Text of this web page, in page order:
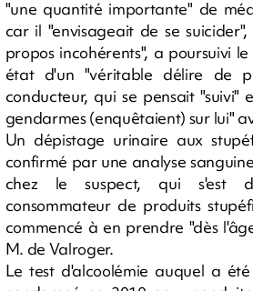
"une quantité importante" de
car il "envisageait de se
propos incohérents", a poursuivi
état d'un "véritable délire de
conducteur, qui se pensait "suivi"
gendarmes (enquêtaient) sur lui"
Un dépistage urinaire aux
confirmé par une analyse
chez le suspect, qui s'est
consommateur de produits
commencé à en prendre "dès
M. de Valroger.
Le test d'alcoolémie auquel a